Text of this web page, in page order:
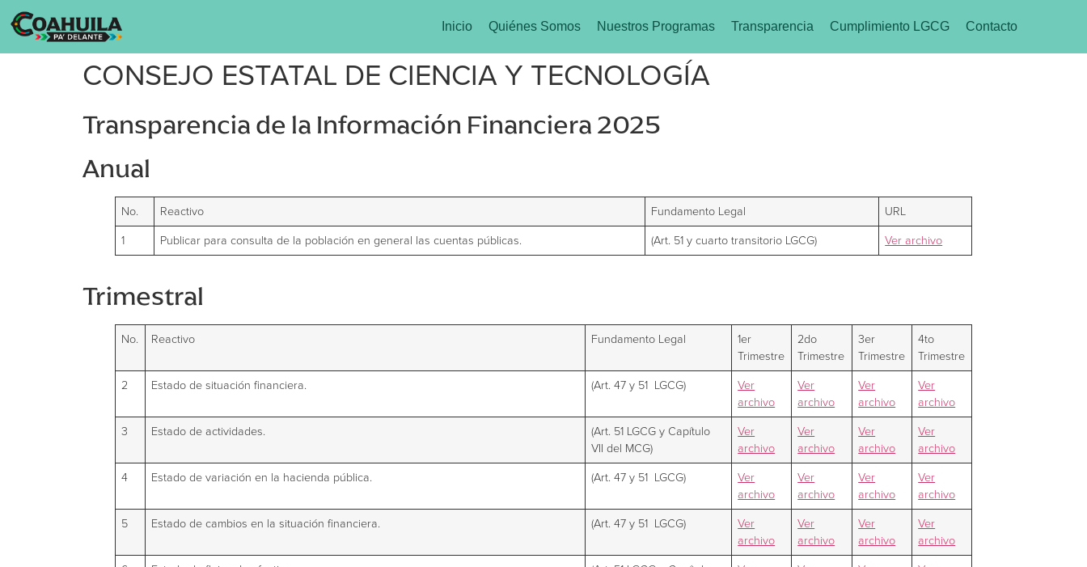
Inicio Quiénes Somos Nuestros Programas Transparencia Cumplimiento LGCG Contacto
CONSEJO ESTATAL DE CIENCIA Y TECNOLOGÍA
Transparencia de la Información Financiera 2025
Anual
No. Reactivo Fundamento Legal
URL
1
Publicar para consulta de la población en general las cuentas públicas. (Art. 51 y cuarto transitorio LGCG) Ver archivo
Trimestral
No. Reactivo Fundamento Legal
1er
Trimestre
2do
Trimestre
3er
Trimestre
4to
Trimestre
2
Estado de situación financiera. (Art. 47 y 51 LGCG)
Ver
archivo
Ver
archivo
Ver
archivo
Ver
archivo
3
Estado de actividades.
(Art. 51 LGCG y Capítulo
VII del MCG)
Ver
archivo
Ver
archivo
Ver
archivo
Ver
archivo
4
Estado de variación en la hacienda pública. (Art. 47 y 51 LGCG)
Ver
archivo
Ver
archivo
Ver
archivo
Ver
archivo
5
Estado de cambios en la situación financiera. (Art. 47 y 51 LGCG)
Ver
archivo
Ver
archivo
Ver
archivo
Ver
archivo